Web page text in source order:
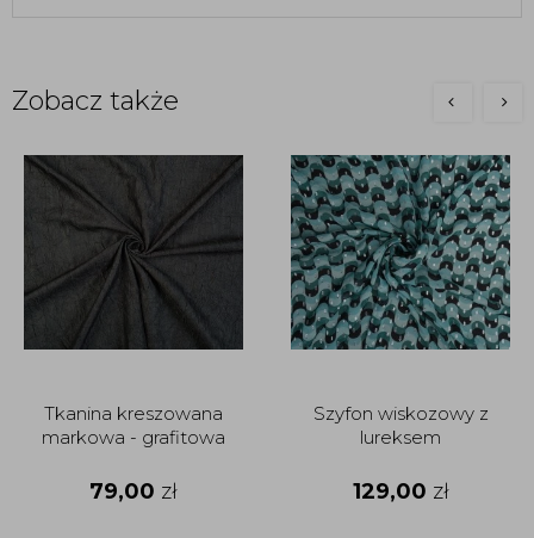
Zobacz także
Tkanina kreszowana
markowa - grafitowa
79,00 zł
Szyfon wiskozowy z
lureksem
129,00 zł